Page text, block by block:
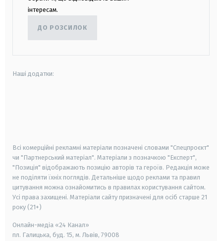
інтересам.
ДО РОЗСИЛОК
Наші додатки:
Всі комерційні рекламні матеріали позначені словами "Спецпроєкт"
чи "Партнерський матеріал". Матеріали з позначкою "Експерт",
"Позиція" відображають позицію авторів та героїв. Редакція може
не поділяти їхніх поглядів. Детальніше щодо реклами та правил
цитування можна ознайомитись в правилах користування сайтом.
Усі права захищені. Матеріали сайту призначені для осіб старше 21
року (21+)
Онлайн-медіа «24 Канал»
пл. Галицька, буд. 15, м. Львів, 79008